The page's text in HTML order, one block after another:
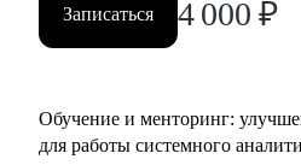
Записаться 4 000 ₽
Обучение и менторинг:
для работы системного